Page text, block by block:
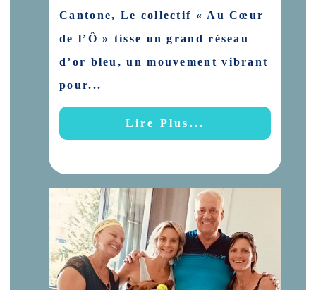
Cantone, Le collectif « Au Cœur
de l’Ô » tisse un grand réseau
d’or bleu, un mouvement vibrant
pour...
Lire Plus...